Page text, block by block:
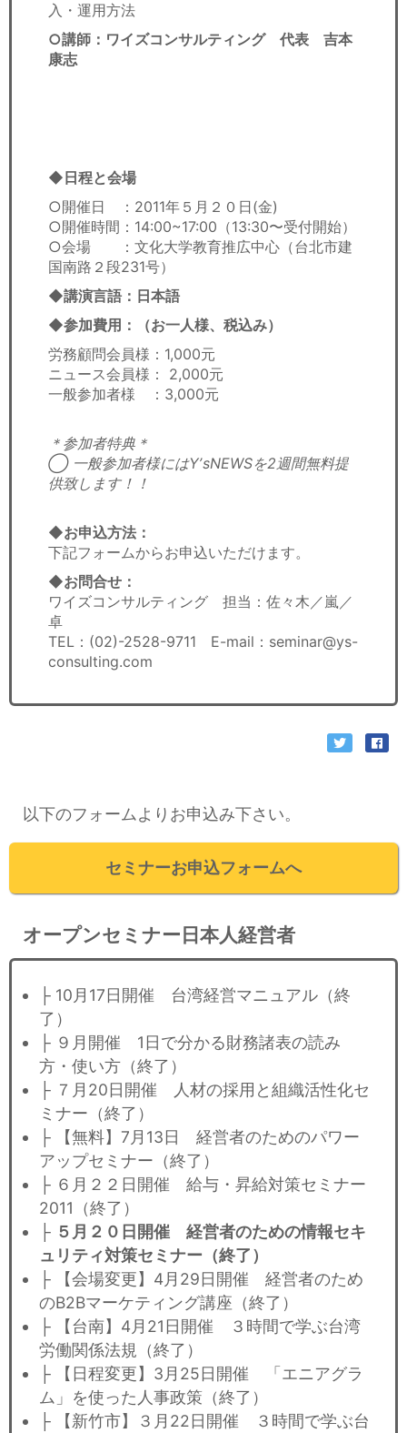
入・運用方法
○講師：ワイズコンサルティング 代表 吉本
康志
◆日程と会場
○開催日 ：2011年５月２０日(金)
○開催時間：14:00~17:00（13:30〜受付開始）
○会場 ：文化大学教育推広中心（台北市建
国南路２段231号）
◆講演言語：日本語
◆参加費用：（お一人様、税込み）
労務顧問会員様：1,000元
ニュース会員様： 2,000元
一般参加者様 ：3,000元
＊参加者特典＊
◯ 一般参加者様にはYʼsNEWSを2週間無料提
供致します！！
◆お申込方法：
下記フォームからお申込いただけます。
◆お問合せ：
ワイズコンサルティング 担当：佐々木／嵐／
卓
TEL：(02)-2528-9711 E-mail：seminar@ys-
consulting.com
以下のフォームよりお申込み下さい。
セミナーお申込フォームへ
オープンセミナー日本人経営者
├ 10月17日開催 台湾経営マニュアル（終
了）
├ ９月開催 1日で分かる財務諸表の読み
方・使い方（終了）
├ ７月20日開催 人材の採用と組織活性化セ
ミナー（終了）
├ 【無料】7月13日 経営者のためのパワー
アップセミナー（終了）
├ ６月２２日開催 給与・昇給対策セミナー
2011（終了）
├ ５月２０日開催 経営者のための情報セキ
ュリティ対策セミナー（終了）
├ 【会場変更】4月29日開催 経営者のため
のB2Bマーケティング講座（終了）
├ 【台南】4月21日開催 ３時間で学ぶ台湾
労働関係法規（終了）
├ 【日程変更】3月25日開催 「エニアグラ
ム」を使った人事政策（終了）
├ 【新竹市】３月22日開催 ３時間で学ぶ台